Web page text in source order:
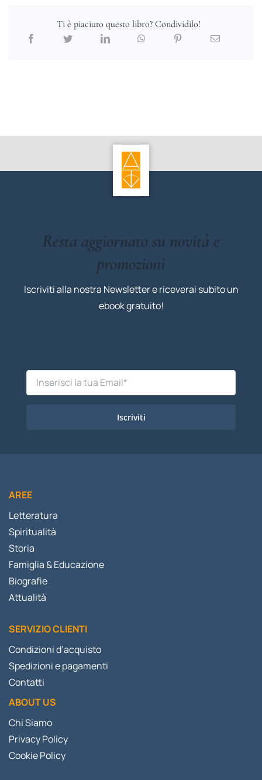
Ti è piaciuto questo libro? Condividilo!
Resta aggiornato su novità e
promozioni
Iscriviti alla nostra Newsletter e riceverai subito un
ebook gratuito!
Iscriviti
AREE
Letteratura
Spiritualità
Storia
Famiglia & Educazione
Biografie
Attualità
SERVIZIO CLIENTI
Condizioni d’acquisto
Spedizioni e pagamenti
Contatti
ABOUT US
Chi Siamo
Privacy Policy
Cookie Policy